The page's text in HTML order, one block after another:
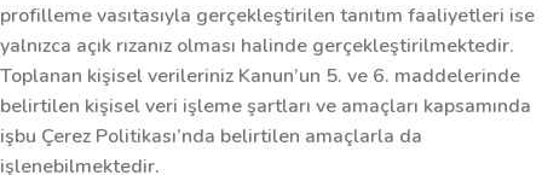
profilleme vasıtasıyla gerçekleştirilen tanıtım faaliyetleri ise
yalnızca açık rızanız olması halinde gerçekleştirilmektedir.
Toplanan kişisel verileriniz Kanun’un 5. ve 6. maddelerinde
belirtilen kişisel veri işleme şartları ve amaçları kapsamında
işbu Çerez Politikası’nda belirtilen amaçlarla da
işlenebilmektedir.